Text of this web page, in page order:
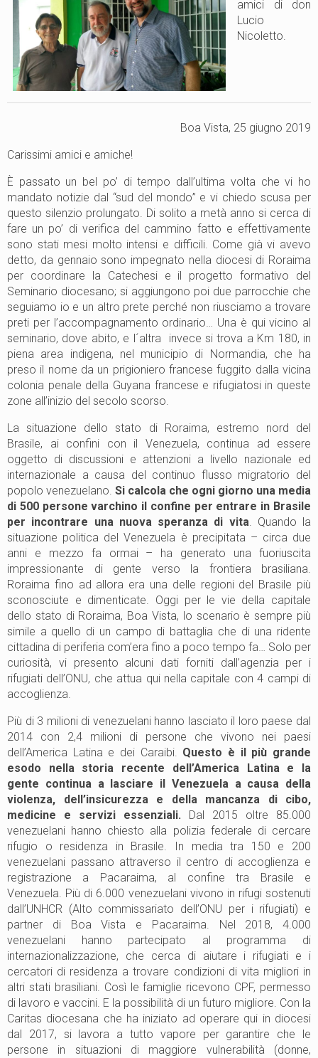
amici di don
Lucio
Nicoletto.
Boa Vista, 25 giugno 2019
Carissimi amici e amiche!
È passato un bel po’ di tempo dall’ultima volta che vi ho
mandato notizie dal “sud del mondo” e vi chiedo scusa per
questo silenzio prolungato. Di solito a metà anno si cerca di
fare un po’ di verifica del cammino fatto e effettivamente
sono stati mesi molto intensi e difficili. Come già vi avevo
detto, da gennaio sono impegnato nella diocesi di Roraima
per coordinare la Catechesi e il progetto formativo del
Seminario diocesano; si aggiungono poi due parrocchie che
seguiamo io e un altro prete perché non riusciamo a trovare
preti per l’accompagnamento ordinario… Una è qui vicino al
seminario, dove abito, e l´altra invece si trova a Km 180, in
piena area indigena, nel municipio di Normandia, che ha
preso il nome da un prigioniero francese fuggito dalla vicina
colonia penale della Guyana francese e rifugiatosi in queste
zone all’inizio del secolo scorso.
La situazione dello stato di Roraima, estremo nord del
Brasile, ai confini con il Venezuela, continua ad essere
oggetto di discussioni e attenzioni a livello nazionale ed
internazionale a causa del continuo flusso migratorio del
popolo venezuelano. Si calcola che ogni giorno una media
di 500 persone varchino il confine per entrare in Brasile
per incontrare una nuova speranza di vita. Quando la
situazione politica del Venezuela è precipitata – circa due
anni e mezzo fa ormai – ha generato una fuoriuscita
impressionante di gente verso la frontiera brasiliana.
Roraima fino ad allora era una delle regioni del Brasile più
sconosciute e dimenticate. Oggi per le vie della capitale
dello stato di Roraima, Boa Vista, lo scenario è sempre più
simile a quello di un campo di battaglia che di una ridente
cittadina di periferia com’era fino a poco tempo fa… Solo per
curiosità, vi presento alcuni dati forniti dall’agenzia per i
rifugiati dell’ONU, che attua qui nella capitale con 4 campi di
accoglienza.
Più di 3 milioni di venezuelani hanno lasciato il loro paese dal
2014 con 2,4 milioni di persone che vivono nei paesi
dell’America Latina e dei Caraibi. Questo è il più grande
esodo nella storia recente dell’America Latina e la
gente continua a lasciare il Venezuela a causa della
violenza, dell’insicurezza e della mancanza di cibo,
medicine e servizi essenziali.
Dal 2015 oltre 85.000
venezuelani hanno chiesto alla polizia federale di cercare
rifugio o residenza in Brasile. In media tra 150 e 200
venezuelani passano attraverso il centro di accoglienza e
registrazione a Pacaraima, al confine tra Brasile e
Venezuela. Più di 6.000 venezuelani vivono in rifugi sostenuti
dall’UNHCR (Alto commissariato dell’ONU per i rifugiati) e
partner di Boa Vista e Pacaraima. Nel 2018, 4.000
venezuelani hanno partecipato al programma di
internazionalizzazione, che cerca di aiutare i rifugiati e i
cercatori di residenza a trovare condizioni di vita migliori in
altri stati brasiliani. Così le famiglie ricevono CPF, permesso
di lavoro e vaccini. E la possibilità di un futuro migliore. Con la
Caritas diocesana che ha iniziato ad operare qui in diocesi
dal 2017, si lavora a tutto vapore per garantire che le
persone in situazioni di maggiore vulnerabilità (donne,